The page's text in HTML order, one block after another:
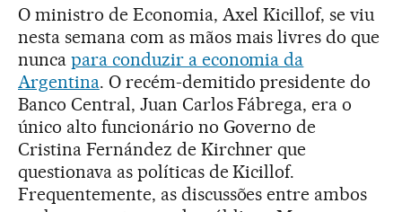
O ministro de Economia, Axel Kicillof, se viu
nesta semana com as mãos mais livres do que
nunca para conduzir a economia da
Argentina. O recém-demitido presidente do
Banco Central, Juan Carlos Fábrega, era o
único alto funcionário no Governo de
Cristina Fernández de Kirchner que
questionava as políticas de Kicillof.
Frequentemente, as discussões entre ambos